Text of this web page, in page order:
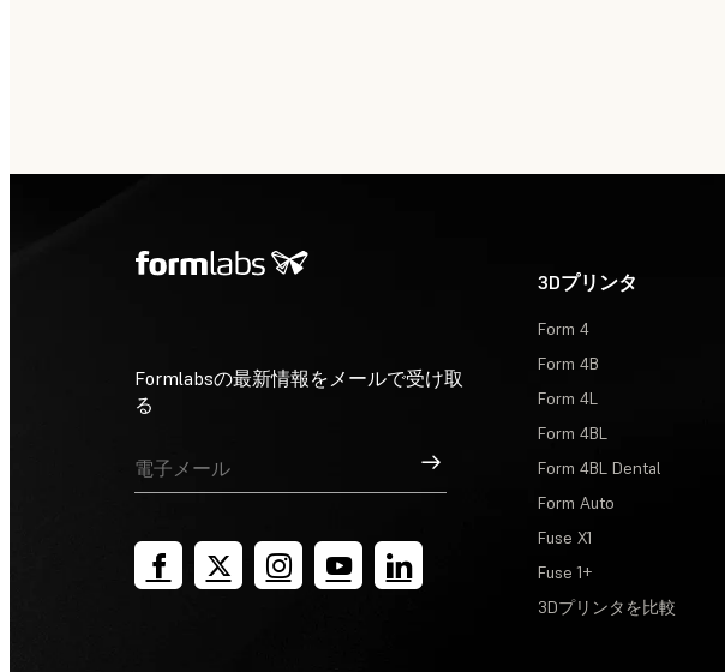
Formlabsの最新情報をメールで受け取
る
サインアップ
3Dプリンタ
Form 4
Form 4B
Form 4L
Form 4BL
Form 4BL Dental
Form Auto
Fuse X1
Fuse 1+
3Dプリンタを比較